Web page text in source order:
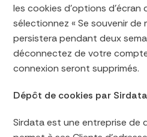
les cookies d’options d’écran
sélectionnez « Se souvenir de
persistera pendant deux
déconnectez de votre
connexion seront supprimés.
Dépôt de cookies par Sirdata
Sirdata est une entreprise de